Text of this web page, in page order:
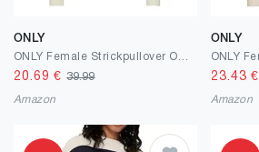
ONLY
20.69 €39.99
Amazon
ONLY
23.43 €
Amazon